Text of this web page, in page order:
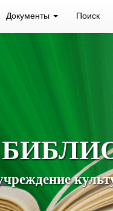
Документы Поиск